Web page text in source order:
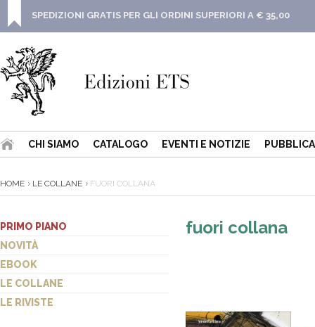
SPEDIZIONI GRATIS PER GLI ORDINI SUPERIORI A € 35,00
CHI SIAMO CATALOGO EVENTI E NOTIZIE
HOME LE COLLANE FUORI COLLANA
PRIMO PIANO
NOVITÀ
EBOOK
LE COLLANE
LE RIVISTE
fuori collana